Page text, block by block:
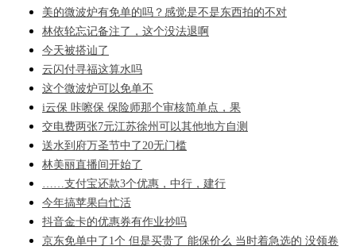
美的微波炉有免单的吗？感觉是不是东西拍的不对
林依轮忘记备注了，这个没法退啊
今天被搭讪了
云闪付寻福这算水吗
这个微波炉可以免单不
i云保 咔嚓保 保险师那个审核简单点，果
交电费两张7元江苏徐州可以其他地方自测
送水到府万圣节中了20无门槛
林美丽直播间开始了
……支付宝还款3个优惠，中行，建行
今年搞苹果白忙活
抖音金卡的优惠券有作业抄吗
京东免单中了1个 但是买贵了 能保价么 当时着急选的 没领卷